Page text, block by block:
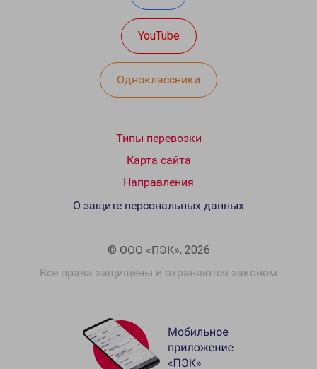
YouTube
Одноклассники
Типы перевозки
Карта сайта
Направления
© ООО «ПЭК», 2026
Все права защищены и охраняются законом
О защите персональных данных